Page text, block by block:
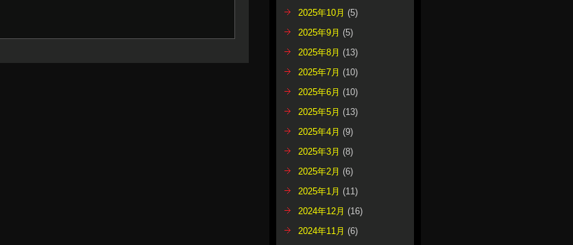
2025年10月 (5)
2025年9月 (5)
2025年8月 (13)
2025年7月 (10)
2025年6月 (10)
2025年5月 (13)
2025年4月 (9)
2025年3月 (8)
2025年2月 (6)
2025年1月 (11)
2024年12月 (16)
2024年11月 (6)